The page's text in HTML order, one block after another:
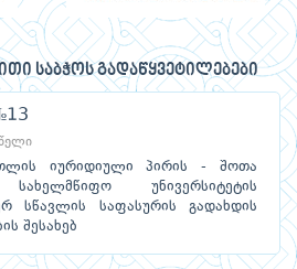
საბჭოს გადაწყვეტილებები
იურიდიული პირის - შოთა
უნივერსიტეტის
სწავლის საფასურის გადახდის
შესახებ